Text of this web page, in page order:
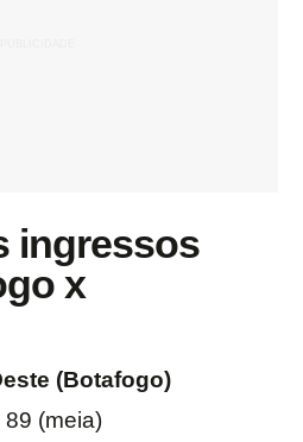
ingressos
x
(Botafogo)
89 (meia)